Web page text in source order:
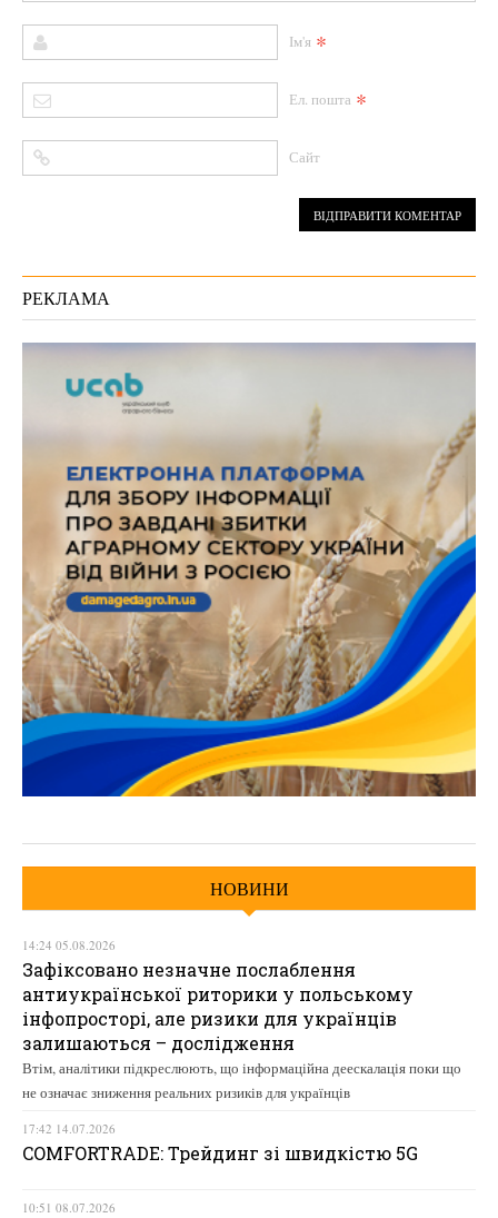
Ім'я *
Ел. пошта *
Сайт
РЕКЛАМА
НОВИНИ
14:24 05.08.2026
Зафіксовано незначне послаблення
антиукраїнської риторики у польському
інфопросторі, але ризики для українців
залишаються – дослідження
Втім, аналітики підкреслюють, що інформаційна деескалація поки що
не означає зниження реальних ризиків для українців
17:42 14.07.2026
COMFORTRADE: Трейдинг зі швидкістю 5G
10:51 08.07.2026